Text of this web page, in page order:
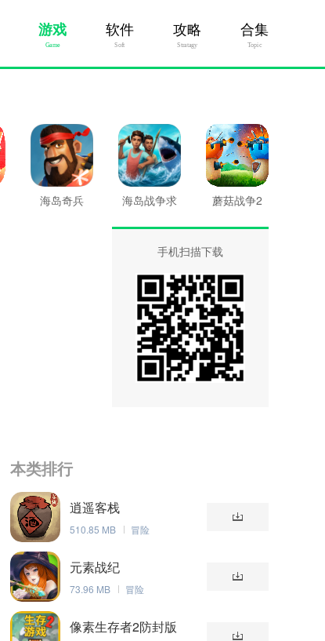
游戏
Game
软件
Soft
攻略
Stratagy
合集
Topic
海岛奇兵
海岛战争求
蘑菇战争2
手机扫描下载
本类排行
逍遥客栈
510.85 MB 冒险
元素战纪
73.96 MB 冒险
像素生存者2防封版